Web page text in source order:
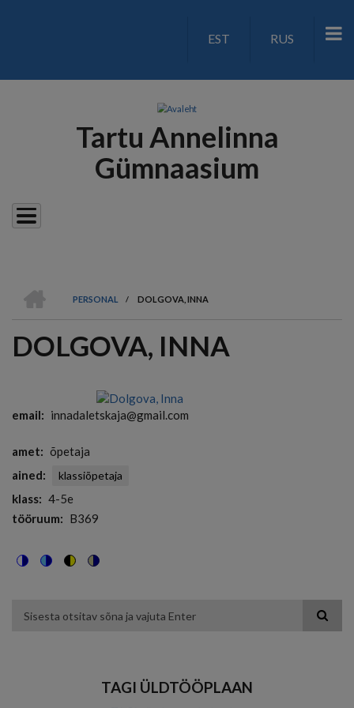
LANGUAGE
EST RUS
Tartu Annelinna
Gümnaasium
LEIVAPURU
PERSONAL
/ DOLGOVA, INNA
DOLGOVA, INNA
email innadaletskaja@gmail.com
amet
õpetaja
ained
klassiõpetaja
klass
4-5e
tööruum
B369
theme
TAGI ÜLDTÖÖPLAAN